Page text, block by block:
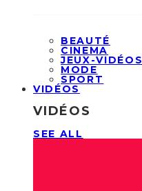
BEAUTÉ
CINEMA
JEUX-VIDÉOS
MODE
SPORT
VIDÉOS
VIDÉOS
SEE ALL